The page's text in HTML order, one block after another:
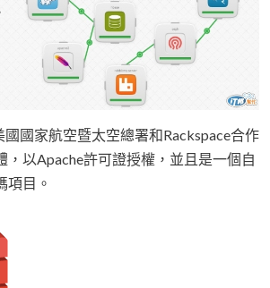
國家航空暨太空總署和Rackspace合作
，以Apache許可證授權，並且是一個自
項目。